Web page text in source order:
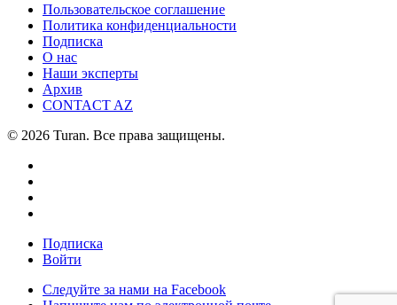
Пользовательское соглашение
Политика конфиденциальности
Подписка
О нас
Наши эксперты
Архив
CONTACT AZ
© 2026 Turan. Все права защищены.
Подписка
Войти
Следуйте за нами на Facebook